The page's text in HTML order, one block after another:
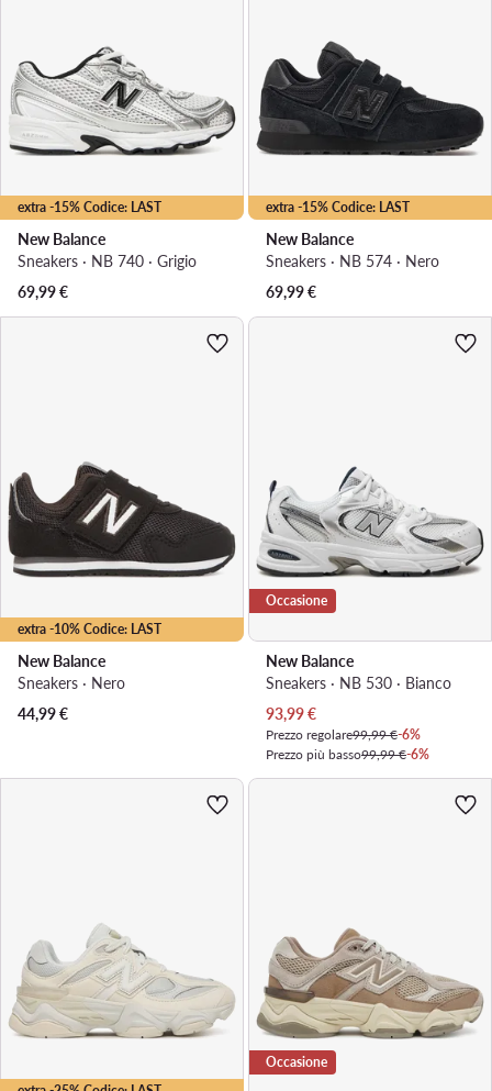
extra -15% Codice: LAST
New Balance
Sneakers · NB 740 · Grigio
69,99€
extra -15% Codice: LAST
New Balance
Sneakers · NB 574 · Nero
69,99€
extra -10% Codice: LAST
New Balance
Sneakers · Nero
44,99€
Occasione
New Balance
Sneakers · NB 530 · Bianco
Prezzo attuale
93,99€
Prezzo regolare99,99 €-6%
Prezzo più basso99,99 €-6%
Occasione